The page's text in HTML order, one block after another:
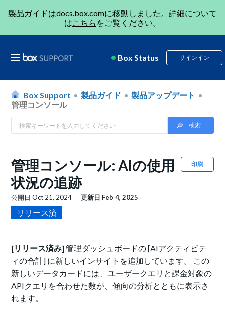
製品ガイドはdocs.box.comに移動しました。詳細について
はこちら をご覧ください。
Box Status サインイン
Box Support 製品ガイド
製品アップデート
管理コンソール
印刷
管理コンソール: AIの使用
状況の追跡
公開日Oct 21, 2024 更新日 Feb 4, 2025
リリース済
[リリース済み]管理ダッシュボードの [AIアクティビテ
ィの合計] に新しいインサイトを追加しています。 この
新しいデータカードには、ユーザークエリと課金対象の
APIクエリを合わせた数が、傾向の分析とともに表示さ
れます。